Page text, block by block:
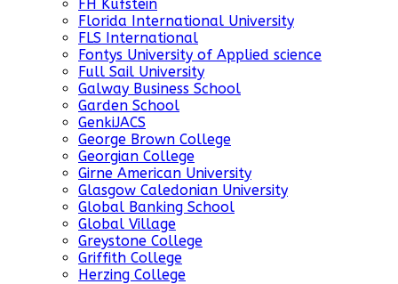
FH Kufstein
Florida International University
FLS International
Fontys University of Applied science
Full Sail University
Galway Business School
Garden School
GenkiJACS
George Brown College
Georgian College
Girne American University
Glasgow Caledonian University
Global Banking School
Global Village
Greystone College
Griffith College
Herzing College